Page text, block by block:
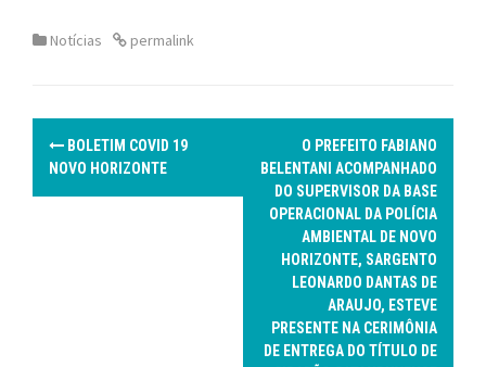
Notícias permalink
P
BOLETIM COVID 19
NOVO HORIZONTE
O PREFEITO FABIANO
BELENTANI ACOMPANHADO
DO SUPERVISOR DA BASE
OPERACIONAL DA POLÍCIA
AMBIENTAL DE NOVO
HORIZONTE, SARGENTO
LEONARDO DANTAS DE
ARAUJO, ESTEVE
PRESENTE NA CERIMÔNIA
DE ENTREGA DO TÍTULO DE